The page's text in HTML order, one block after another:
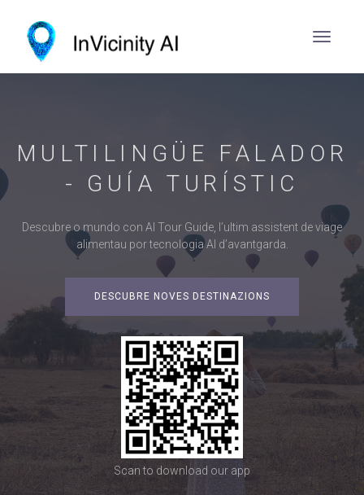
MULTILINGÜE FALADOR
- GUÍA TURÍSTIC
Descubre o mundo con AI Tour Guide, l’ultim assistent de viage
alimentau por tecnologia AI d’avantgarda.
DESCUBRE NOVES DESTINAZIONS
Scan to download our app